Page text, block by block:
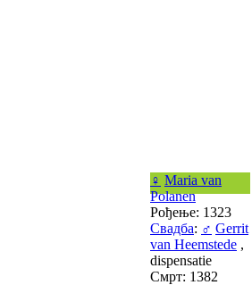
♀ Maria van
Polanen
Рођење: 1323
Свадба: ♂ Gerrit
van Heemstede ,
dispensatie
Смрт: 1382